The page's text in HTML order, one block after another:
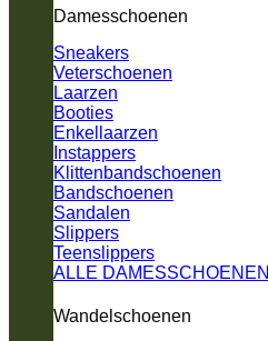
Damesschoenen
Sneakers
Veterschoenen
Laarzen
Booties
Enkellaarzen
Instappers
Klittenbandschoenen
Bandschoenen
Sandalen
Slippers
Teenslippers
ALLE DAMESSCHOENEN
Wandelschoenen